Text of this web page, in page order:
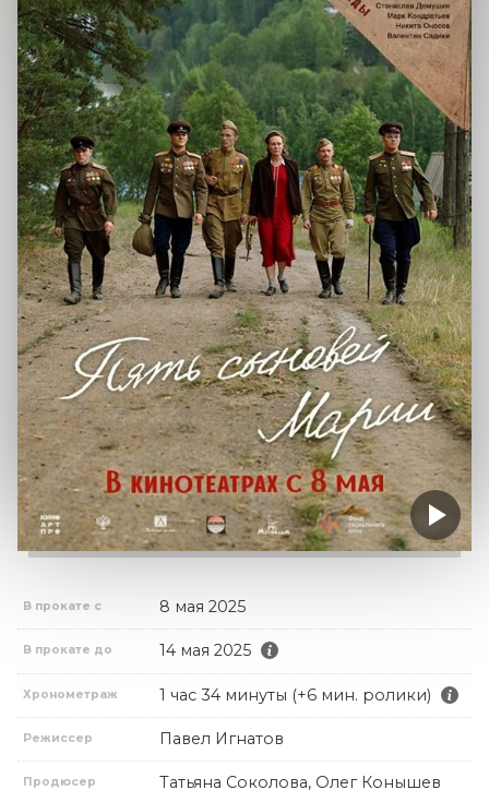
В прокате с 8 мая 2025
В прокате до 14 мая 2025
Хронометраж 1 час 34 минуты (+6 мин. ролики)
Режиссер Павел Игнатов
Продюсер Татьяна Соколова, Олег Конышев